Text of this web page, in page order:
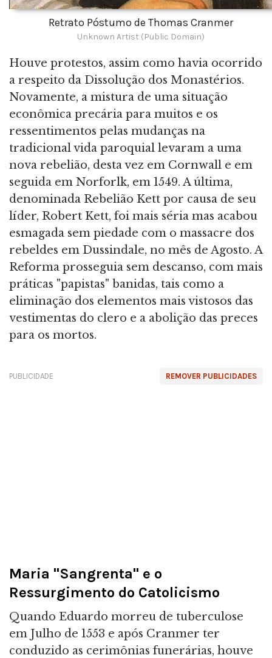
Retrato Póstumo de Thomas Cranmer
Unknown Artist (Public Domain)
Houve protestos, assim como havia ocorrido
a respeito da Dissolução dos Monastérios.
Novamente, a mistura de uma situação
econômica precária para muitos e os
ressentimentos pelas mudanças na
tradicional vida paroquial levaram a uma
nova rebelião, desta vez em Cornwall e em
seguida em Norforlk, em 1549. A última,
denominada Rebelião Kett por causa de seu
líder, Robert Kett, foi mais séria mas acabou
esmagada sem piedade com o massacre dos
rebeldes em Dussindale, no mês de Agosto. A
Reforma prosseguia sem descanso, com mais
práticas "papistas" banidas, tais como a
eliminação dos elementos mais vistosos das
vestimentas do clero e a abolição das preces
para os mortos.
REMOVER PUBLICIDADES
PUBLICIDADE
Maria "Sangrenta" e o
Ressurgimento do Catolicismo
Quando Eduardo morreu de tuberculose
em Julho de 1553 e após Cranmer ter
conduzido as cerimônias funerárias, houve